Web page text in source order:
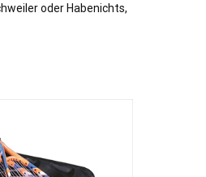
oder Habenichts,